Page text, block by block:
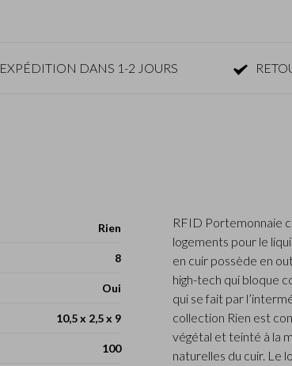
EXPÉDITION DANS 1-2 JOURS
Rien
8
Oui
10,5 x 2,5 x 9
100
RFID Portemonnaie
logements pour le
en cuir possède en
high-tech qui bloque
qui se fait par
collection Rien est
végétal et teinté à la
naturelles du cuir. Le